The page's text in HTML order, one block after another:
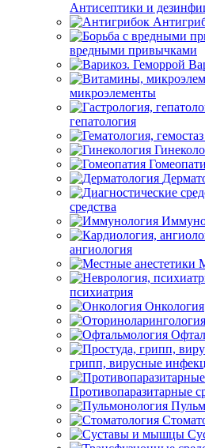
Антисептики и
вредными привычками
микроэлементы
гепатология
средства
ангиология
психиатрия
Онкология
грипп, вирусные
Противопаразитарные